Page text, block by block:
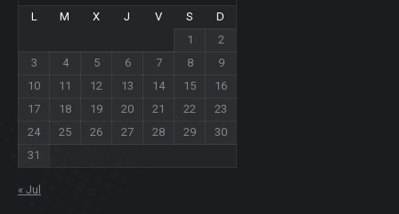
L
M X J V S
D
1
2
3
4 5 6 7 8
9
10
11 12 13 14 15
16
17
18 19 20 21 22
23
24
25 26 27 28 29
30
31
« Jul